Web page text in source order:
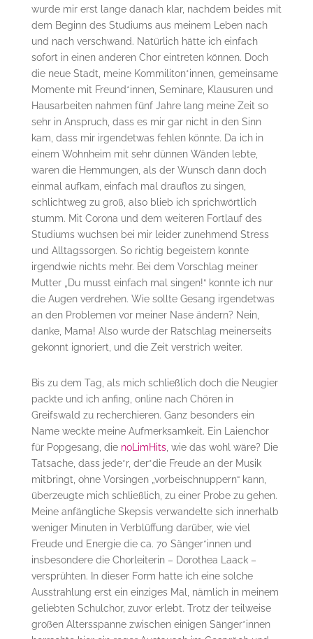
wurde mir erst lange danach klar, nachdem beides mit
dem Beginn des Studiums aus meinem Leben nach
und nach verschwand. Natürlich hätte ich einfach
sofort in einen anderen Chor eintreten können. Doch
die neue Stadt, meine Kommiliton*innen, gemeinsame
Momente mit Freund*innen, Seminare, Klausuren und
Hausarbeiten nahmen fünf Jahre lang meine Zeit so
sehr in Anspruch, dass es mir gar nicht in den Sinn
kam, dass mir irgendetwas fehlen könnte. Da ich in
einem Wohnheim mit sehr dünnen Wänden lebte,
waren die Hemmungen, als der Wunsch dann doch
einmal aufkam, einfach mal drauflos zu singen,
schlichtweg zu groß, also blieb ich sprichwörtlich
stumm. Mit Corona und dem weiteren Fortlauf des
Studiums wuchsen bei mir leider zunehmend Stress
und Alltagssorgen. So richtig begeistern konnte
irgendwie nichts mehr. Bei dem Vorschlag meiner
Mutter „Du musst einfach mal singen!“ konnte ich nur
die Augen verdrehen. Wie sollte Gesang irgendetwas
an den Problemen vor meiner Nase ändern? Nein,
danke, Mama! Also wurde der Ratschlag meinerseits
gekonnt ignoriert, und die Zeit verstrich weiter.
Bis zu dem Tag, als mich schließlich doch die Neugier
packte und ich anfing, online nach Chören in
Greifswald zu recherchieren. Ganz besonders ein
Name weckte meine Aufmerksamkeit. Ein Laienchor
für Popgesang, die noLimHits, wie das wohl wäre? Die
Tatsache, dass jede*r, der*die Freude an der Musik
mitbringt, ohne Vorsingen „vorbeischnuppern“ kann,
überzeugte mich schließlich, zu einer Probe zu gehen.
Meine anfängliche Skepsis verwandelte sich innerhalb
weniger Minuten in Verblüffung darüber, wie viel
Freude und Energie die ca. 70 Sänger*innen und
insbesondere die Chorleiterin – Dorothea Laack –
versprühten. In dieser Form hatte ich eine solche
Ausstrahlung erst ein einziges Mal, nämlich in meinem
geliebten Schulchor, zuvor erlebt. Trotz der teilweise
großen Altersspanne zwischen einigen Sänger*innen